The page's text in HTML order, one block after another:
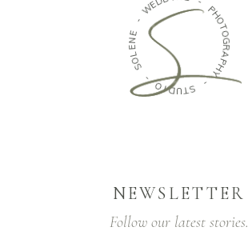
- -
P
H
O
T
O
G
R
A
P
H
Y
-
S
T
U
D
I
O
-
S
O
L
E
E
NEWSLETTER
Follow our latest stories.